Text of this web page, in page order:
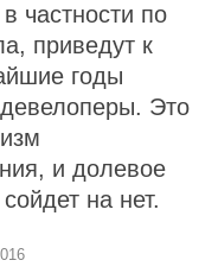
частности по
приведут к
годы
девелоперы. Это
и долевое
на нет.